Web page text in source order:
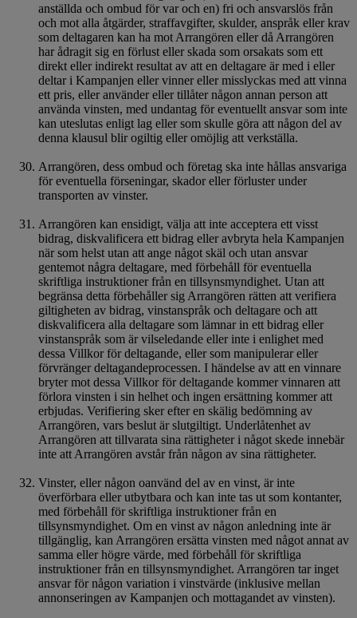
anställda och ombud för var och en) fri och ansvarslös från
och mot alla åtgärder, straffavgifter, skulder, anspråk eller krav
som deltagaren kan ha mot Arrangören eller då Arrangören
har ådragit sig en förlust eller skada som orsakats som ett
direkt eller indirekt resultat av att en deltagare är med i eller
deltar i Kampanjen eller vinner eller misslyckas med att vinna
ett pris, eller använder eller tillåter någon annan person att
använda vinsten, med undantag för eventuellt ansvar som inte
kan uteslutas enligt lag eller som skulle göra att någon del av
denna klausul blir ogiltig eller omöjlig att verkställa.
Arrangören, dess ombud och företag ska inte hållas ansvariga
för eventuella förseningar, skador eller förluster under
transporten av vinster.
Arrangören kan ensidigt, välja att inte acceptera ett visst
bidrag, diskvalificera ett bidrag eller avbryta hela Kampanjen
när som helst utan att ange något skäl och utan ansvar
gentemot några deltagare, med förbehåll för eventuella
skriftliga instruktioner från en tillsynsmyndighet. Utan att
begränsa detta förbehåller sig Arrangören rätten att verifiera
giltigheten av bidrag, vinstanspråk och deltagare och att
diskvalificera alla deltagare som lämnar in ett bidrag eller
vinstanspråk som är vilseledande eller inte i enlighet med
dessa Villkor för deltagande, eller som manipulerar eller
förvränger deltagandeprocessen. I händelse av att en vinnare
bryter mot dessa Villkor för deltagande kommer vinnaren att
förlora vinsten i sin helhet och ingen ersättning kommer att
erbjudas. Verifiering sker efter en skälig bedömning av
Arrangören, vars beslut är slutgiltigt. Underlåtenhet av
Arrangören att tillvarata sina rättigheter i något skede innebär
inte att Arrangören avstår från någon av sina rättigheter.
Vinster, eller någon oanvänd del av en vinst, är inte
överförbara eller utbytbara och kan inte tas ut som kontanter,
med förbehåll för skriftliga instruktioner från en
tillsynsmyndighet. Om en vinst av någon anledning inte är
tillgänglig, kan Arrangören ersätta vinsten med något annat av
samma eller högre värde, med förbehåll för skriftliga
instruktioner från en tillsynsmyndighet. Arrangören tar inget
ansvar för någon variation i vinstvärde (inklusive mellan
annonseringen av Kampanjen och mottagandet av vinsten).